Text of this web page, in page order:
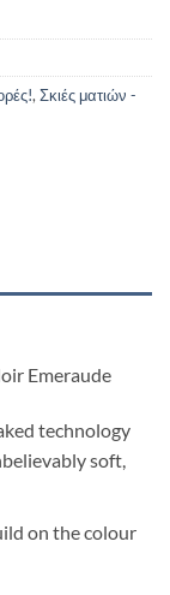
,Σκιές ματιών -
Emeraude
technology
soft,
on the colour